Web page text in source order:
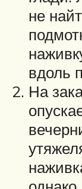
не
вдоль
На